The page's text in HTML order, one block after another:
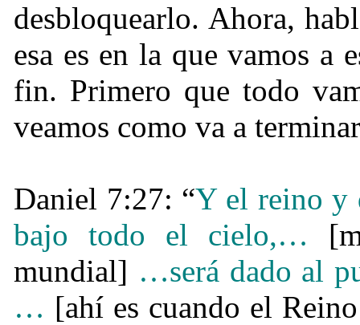
desbloquearlo. Ahora,
esa es en la que vamos a
fin. Primero que todo
veamos como va a
Daniel 7:27: “Y el reino y
bajo todo el cielo,…
mundial] …será dado al
… [ahí es cuando el